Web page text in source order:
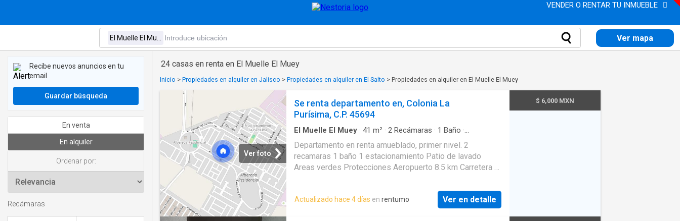
VENDER O RENTAR TU INMUEBLE
Ver mapa
24 casas en renta en El Muelle El Muey
Inicio > Propiedades en alquiler en Jalisco > Propiedades en alquiler en El Salto > Propiedades en alquiler en El Muelle El Muey
Ver foto
Se renta departamento en, Colonia La
Purísima, C.P. 45694
El Muelle El Muey · 41 m² · 2 Recámaras · 1 Baño ·
Departamento en renta amueblado, primer nivel. 2
recamaras 1 baño 1 estacionamiento Patio de lavado
Areas verdes Protecciones Aeropuerto 8.5 km Carretera a
Actualizado hace 4 días en rentumo Ver en detalle
$ 6,000 MXN
Recibe nuevos anuncios en tu
email
Guardar búsqueda
En venta
En alquiler
Ordenar por:
Recámaras